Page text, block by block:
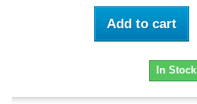
Add to cart
In Stock